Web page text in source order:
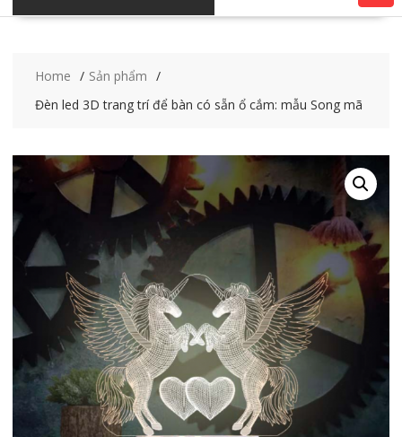
Home
Sản phẩm
Đèn led 3D trang trí để bàn có sẵn ổ cắm: mẫu Song mã